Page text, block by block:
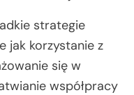
strategie
jak korzystanie z
się w
współpracy